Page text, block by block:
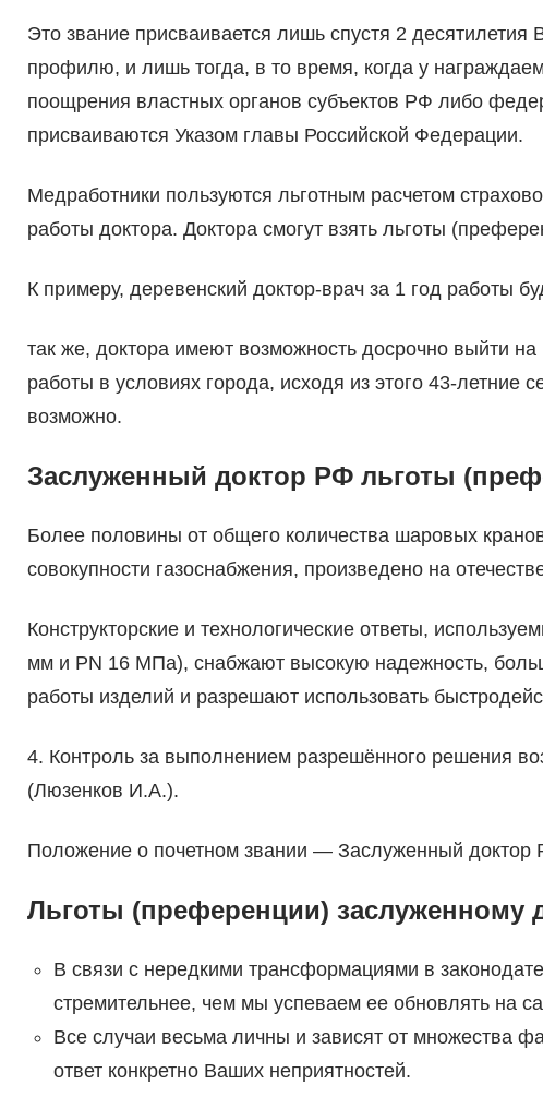
Это звание присваивается лишь спустя 2
профилю, и лишь тогда, в то время, когда у
поощрения властных органов субъектов РФ либо
присваиваются Указом главы Российской Федерации.
Медработники пользуются льготным расчетом
работы доктора. Доктора смогут взять льготы
К примеру, деревенский доктор-врач за 1 год работы
так же, доктора имеют возможность досрочно выйти
работы в условиях города, исходя из этого 43-летние
возможно.
Заслуженный доктор РФ льготы
Более половины от общего количества шаровых
совокупности газоснабжения, произведено на
Конструкторские и технологические ответы,
мм и PN 16 МПа), снабжают высокую надежность,
работы изделий и разрешают использовать
4. Контроль за выполнением разрешённого решения
(Люзенков И.А.).
Положение о почетном звании — Заслуженный доктор
Льготы (преференции) заслуженному
В связи с нередкими трансформациями в
стремительнее, чем мы успеваем ее обновлять на
Все случаи весьма личны и зависят от множества
ответ конкретно Ваших неприятностей.